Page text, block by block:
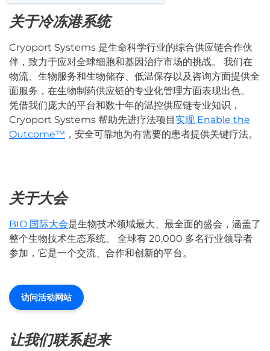
关于冷冻港系统
Cryoport Systems 是生命科学行业的综合供应链合作伙
伴，致力于应对全球细胞和基因治疗市场的挑战。 我们在
物流、生物服务和生物储存、低温保存以及咨询方面提供全
面服务，在生物制药供应链的专业化管理方面表现出色。
凭借我们庞大的平台和数十年的温控供应链专业知识，
Cryoport Systems 帮助先进疗法项目 实现 Enable the
Outcome™ ，安全可靠地为有需要的患者提供关键疗法。
关于大会
BIO 国际大会是生物技术领域最大、最全面的盛会，涵盖了
整个生物技术生态系统。 全球有 20,000 多名行业领导者
参加，它是一个交流、合作和创新的平台。
访问活动网站
让我们联系起来